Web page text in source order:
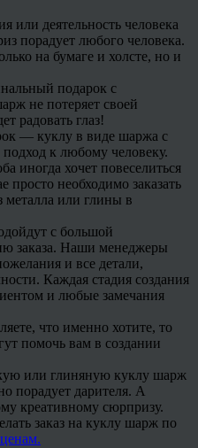
или деятельность человека
порадует любого человека.
на бумаге и холсте, но и
подарок с
не потеряет своей
радовать глаз!
— куклу в виде шаржа с
к любому человеку.
иногда хочет повеселиться
просто необходимо заказать
металла или глины в
с большой
заказа. Наши менеджеры
и все детали,
Каждая стадия создания
и любые замечания
что именно хотите, то
помочь вам в создании
или глиняную куклу шарж
порадует дарителя. А
креативному сюрпризу.
заказ на куклу шарж по